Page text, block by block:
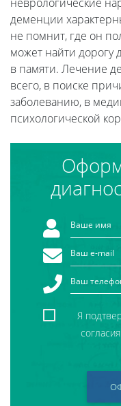
деменции
не помнит, где он
может найти дорогу
в памяти. Лечение
всего, в поиске
заболеванию, в
психологической
Я